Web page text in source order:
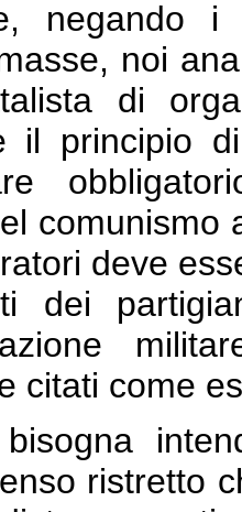
negando
noi
di
il principio
comunismo
deve
dei
citati come
ristretto